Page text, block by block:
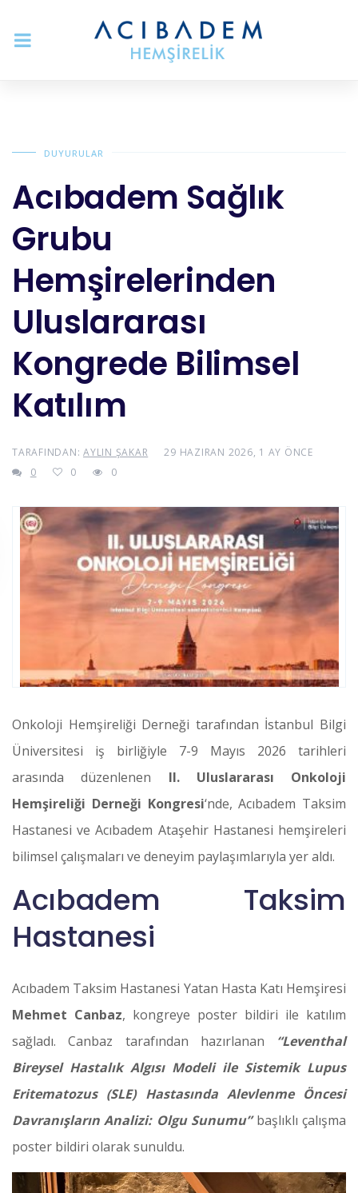
DUYURULAR
Acıbadem Sağlık
Grubu
Hemşirelerinden
Uluslararası
Kongrede Bilimsel
Katılım
TARAFINDAN: AYLIN ŞAKAR
29 HAZIRAN 2026, 1 AY ÖNCE
0
0 0
Onkoloji Hemşireliği Derneği tarafından İstanbul Bilgi
Üniversitesi iş birliğiyle 7-9 Mayıs 2026 tarihleri
arasında düzenlenen II. Uluslararası Onkoloji
Hemşireliği Derneği Kongresi‘nde, Acıbadem Taksim
Hastanesi ve Acıbadem Ataşehir Hastanesi hemşireleri
bilimsel çalışmaları ve deneyim paylaşımlarıyla yer aldı.
Acıbadem Taksim
Hastanesi
Acıbadem Taksim Hastanesi Yatan Hasta Katı Hemşiresi
Mehmet Canbaz, kongreye poster bildiri ile katılım
sağladı. Canbaz tarafından hazırlanan “Leventhal
Bireysel Hastalık Algısı Modeli ile Sistemik Lupus
Eritematozus (SLE) Hastasında Alevlenme Öncesi
Davranışların Analizi: Olgu Sunumu” başlıklı çalışma
poster bildiri olarak sunuldu.